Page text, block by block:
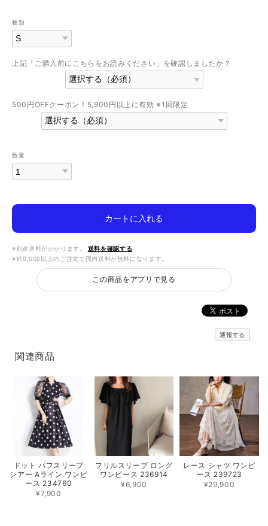
種類
上記「ご購入前にこちらをお読みください」を確認しましたか？
500円OFFクーポン！5,900円以上に有効 ※1回限定
数量
カートに入れる
※別途送料がかかります。
送料を確認する
※¥10,000以上のご注文で国内送料が無料になります。
この商品をアプリで見る
通報する
関連商品
ドット パフスリーブ
シアー Aライン ワンピ
ース 234760
¥7,900
フリルスリーブ ロング
ワンピース 236914
¥6,900
レース シャツ ワンピ
ース 239723
¥29,900